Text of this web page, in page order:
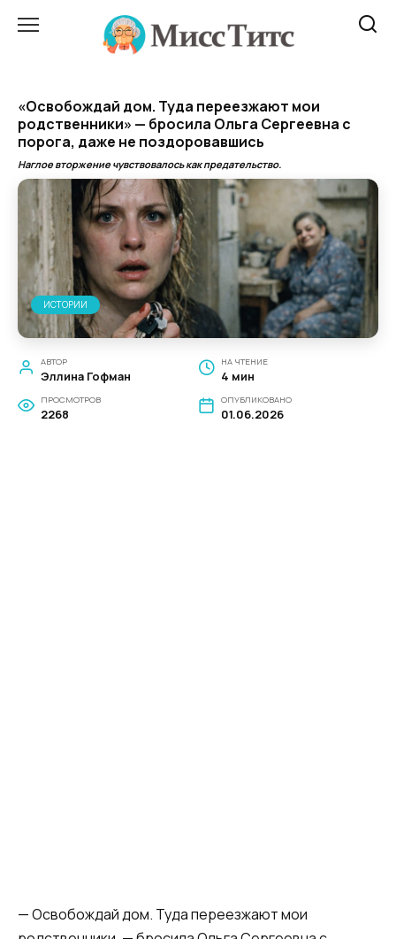
«Освобождай дом. Туда переезжают мои
родственники» — бросила Ольга Сергеевна с
порога, даже не поздоровавшись
Наглое вторжение чувствовалось как предательство.
ИСТОРИИ
АВТОР
Эллина Гофман
НА ЧТЕНИЕ
4 мин
ПРОСМОТРОВ
2268
ОПУБЛИКОВАНО
01.06.2026
— Освобождай дом. Туда переезжают мои